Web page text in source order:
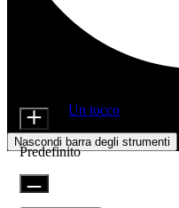
Offerto da Un tocco
Nascondi barra degli strumenti
Predefinito